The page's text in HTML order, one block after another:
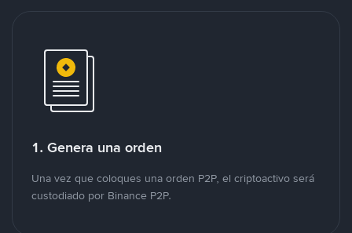
1. Genera una orden
Una vez que coloques una orden P2P, el criptoactivo será
custodiado por Binance P2P.